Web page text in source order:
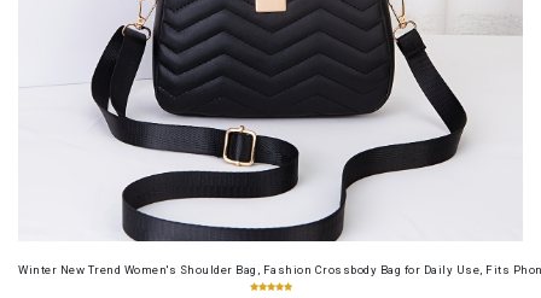
Winter New Trend Women's Shoulder Bag, Fashion Crossbody Bag for Daily Use, Fits